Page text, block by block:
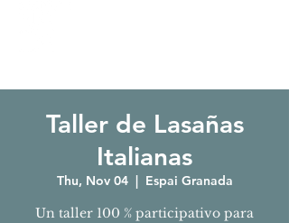
Taller de Lasañas
Italianas
Thu, Nov 04
  |
Espai Granada
Un taller 100 % participativo para